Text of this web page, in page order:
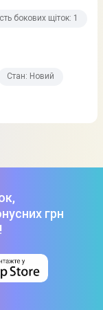
бокових щіток: 1
Стан: Новий
грн